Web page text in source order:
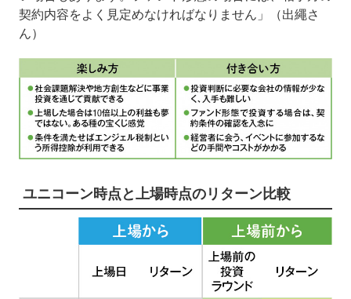
契約内容をよく見定めなければなりません」（出繩さ
ん）
ユニコーン時点と上場時点のリターン比較